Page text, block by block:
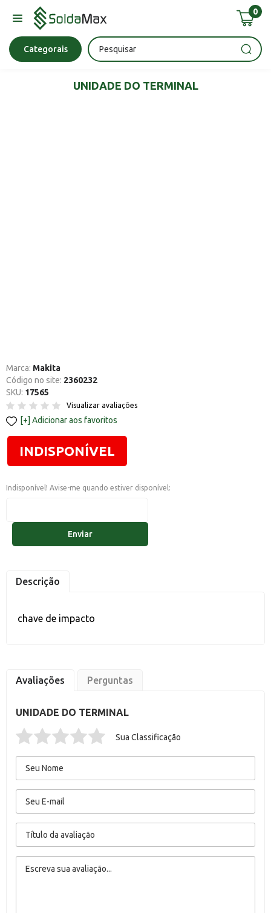
0
Categorais
Bateria Chave Impacto Esmerilhadeira
UNIDADE DO TERMINAL
Marca: Makita
Código no site: 2360232
SKU: 17565
Visualizar avaliações
Adicionar aos favoritos
INDISPONÍVEL
Indisponível! Avise-me quando estiver disponível:
Enviar
Descrição
chave de impacto
Avaliações Perguntas
UNIDADE DO TERMINAL
Sua Classificação